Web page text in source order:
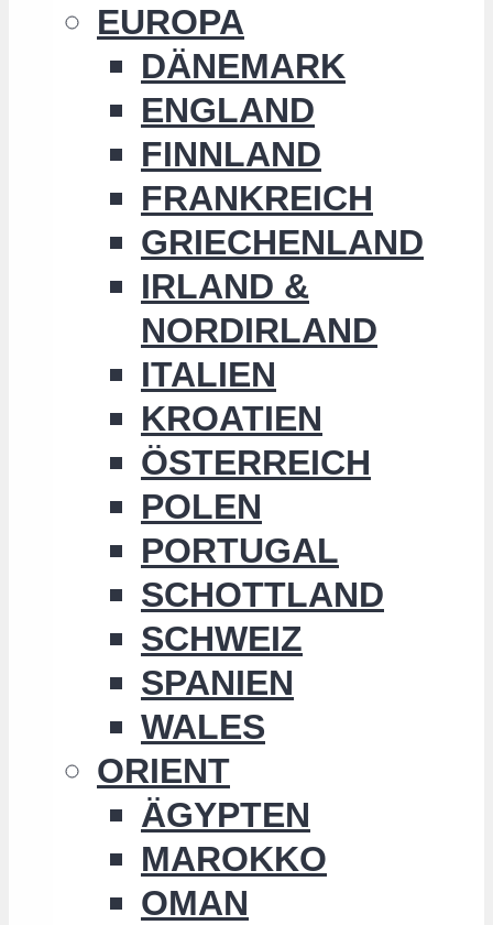
EUROPA
DÄNEMARK
ENGLAND
FINNLAND
FRANKREICH
GRIECHENLAND
IRLAND &
NORDIRLAND
ITALIEN
KROATIEN
ÖSTERREICH
POLEN
PORTUGAL
SCHOTTLAND
SCHWEIZ
SPANIEN
WALES
ORIENT
ÄGYPTEN
MAROKKO
OMAN